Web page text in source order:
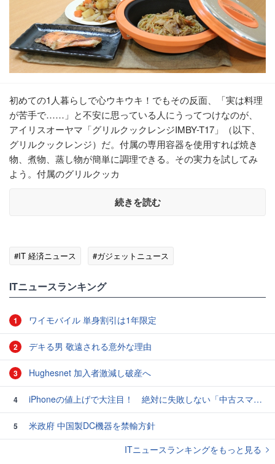
初めての1人暮らしで心ウキウキ！でもその反面、「実は料理
が苦手で……」と不安に思っている人にうってつけなのが、
アイリスオーヤマ「グリルクックレンジIMBY-T17」（以下、
グリルクックレンジ）だ。付属の専用容器を使用すれば焼き
物、煮物、蒸し物が簡単に調理できる。その実力を試してみ
よう。付属のグリルクッカ
続きを読む
#IT 経済ニュース #ガジェットニュース
ITニュースランキング
1 ワイモバイル 単身割引は1年限定
2 デキる男 敬遠される意外な理由
3 Hughesnet 加入者激減し破産へ
4 iPhoneの値上げで大注目！ 絶対に失敗しない「中古スマホ」の売り方＆買い方
5
米政府 中国製DC機器を禁輸方針
ITニュースランキングをもっと見る